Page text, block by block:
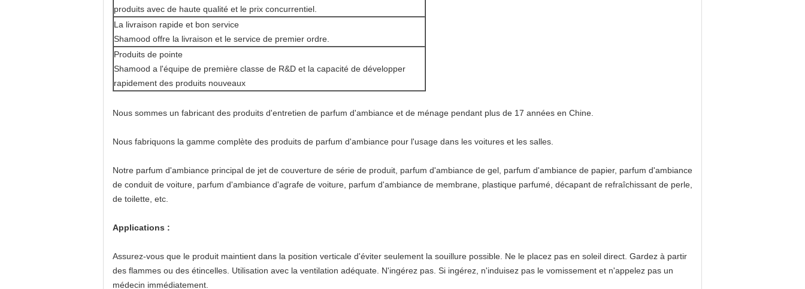
produits avec de haute qualité et le prix concurrentiel.
La livraison rapide et bon service
Shamood offre la livraison et le service de premier ordre.
Produits de pointe
Shamood a l'équipe de première classe de R&D et la capacité de développer
rapidement des produits nouveaux
Nous sommes un fabricant des produits d'entretien de parfum d'ambiance et de ménage pendant plus de 17 années en Chine.
Nous fabriquons la gamme complète des produits de parfum d'ambiance pour l'usage dans les voitures et les salles.
Notre parfum d'ambiance principal de jet de couverture de série de produit, parfum d'ambiance de gel, parfum d'ambiance de papier, parfum d'ambiance
de conduit de voiture, parfum d'ambiance d'agrafe de voiture, parfum d'ambiance de membrane, plastique parfumé, décapant de refraîchissant de perle,
de toilette, etc.
Applications :
Assurez-vous que le produit maintient dans la position verticale d'éviter seulement la souillure possible. Ne le placez pas en soleil direct. Gardez à partir
des flammes ou des étincelles. Utilisation avec la ventilation adéquate. N'ingérez pas. Si ingérez, n'induisez pas le vomissement et n'appelez pas un
médecin immédiatement.